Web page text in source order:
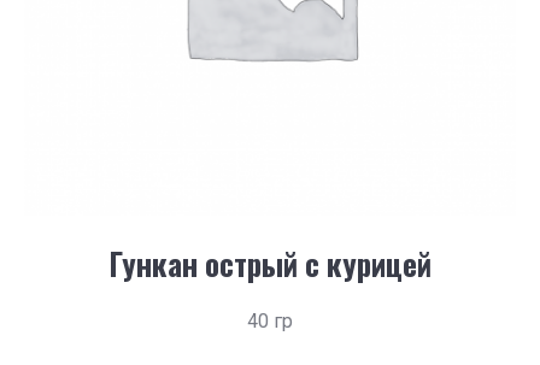
Гункан острый с курицей
40 гр